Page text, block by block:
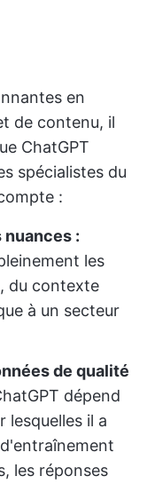
en
de contenu, il
ChatGPT
spécialistes du
:
:
les
du contexte
à un secteur
de qualité
dépend
lesquelles il a
les réponses